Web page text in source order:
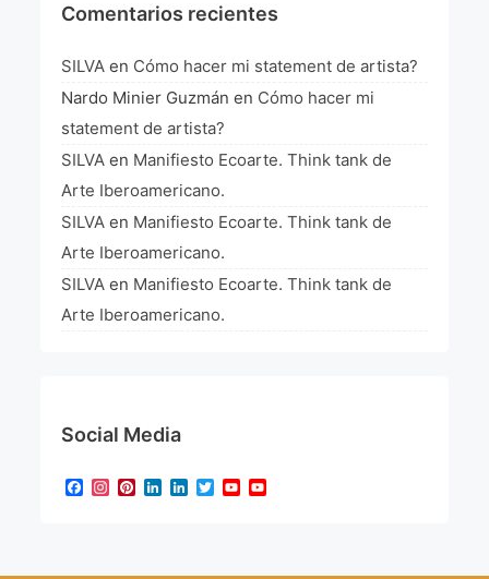
Comentarios recientes
SILVA en Cómo hacer mi statement de artista?
Nardo Minier Guzmán en Cómo hacer mi
statement de artista?
SILVA en Manifiesto Ecoarte. Think tank de
Arte Iberoamericano.
SILVA en Manifiesto Ecoarte. Think tank de
Arte Iberoamericano.
SILVA en Manifiesto Ecoarte. Think tank de
Arte Iberoamericano.
Social Media
Facebook
Instagram
Pinterest
LinkedIn
LinkedIn
TwitterYouTube